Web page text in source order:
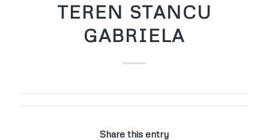
TEREN STANCU
GABRIELA
Share this entry